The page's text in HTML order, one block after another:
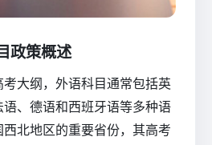
政策概述
大纲，外语科目通常包括英
、德语和西班牙语等多种语
北地区的重要省份，其高考